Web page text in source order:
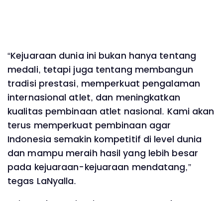
“Kejuaraan dunia ini bukan hanya tentang
medali, tetapi juga tentang membangun
tradisi prestasi, memperkuat pengalaman
internasional atlet, dan meningkatkan
kualitas pembinaan atlet nasional. Kami akan
terus memperkuat pembinaan agar
Indonesia semakin kompetitif di level dunia
dan mampu meraih hasil yang lebih besar
pada kejuaraan-kejuaraan mendatang,”
tegas LaNyalla.